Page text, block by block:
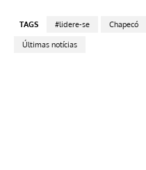
TAGS #lidere-se Chapecó
Últimas notícias